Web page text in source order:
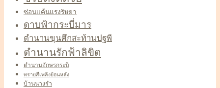
ซ่อนแค้นแรงริษยา
ดาบฟ้ากระบี่มาร
ตำนานขุนศึกสะท้านปฐพี
ตำนานรักฟ้าลิขิต
ตำนานอักษรกระบี่
ทรายสีเพลิงย้อนหลัง
บ้านนางรำ